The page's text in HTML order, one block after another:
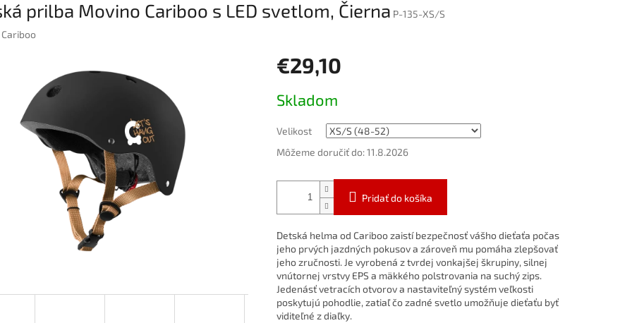
prilba Movino Cariboo s LED svetlom, Čierna P-135-XS/S
Cariboo
€29,10
cena:
Skladom
Velikost
Môžeme doručiť do: 11.8.2026
Pridať do košíka
Detská helma od Cariboo zaistí bezpečnosť vášho dieťaťa počas
jeho prvých jazdných pokusov a zároveň mu pomáha zlepšovať
jeho zručnosti. Je vyrobená z tvrdej vonkajšej škrupiny, silnej
vnútornej vrstvy EPS a mäkkého polstrovania na suchý zips.
Jedenásť vetracích otvorov a nastaviteľný systém veľkosti
poskytujú pohodlie, zatiaľ čo zadné svetlo umožňuje dieťaťu byť
viditeľné z diaľky.